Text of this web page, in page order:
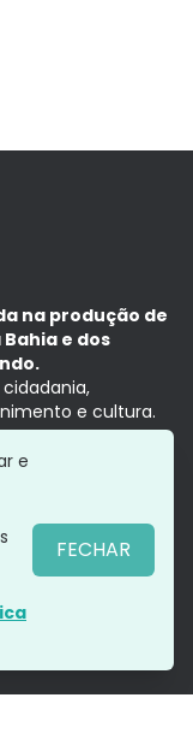
na produção de
e dos
e cultura.
presente,
e
FECHAR